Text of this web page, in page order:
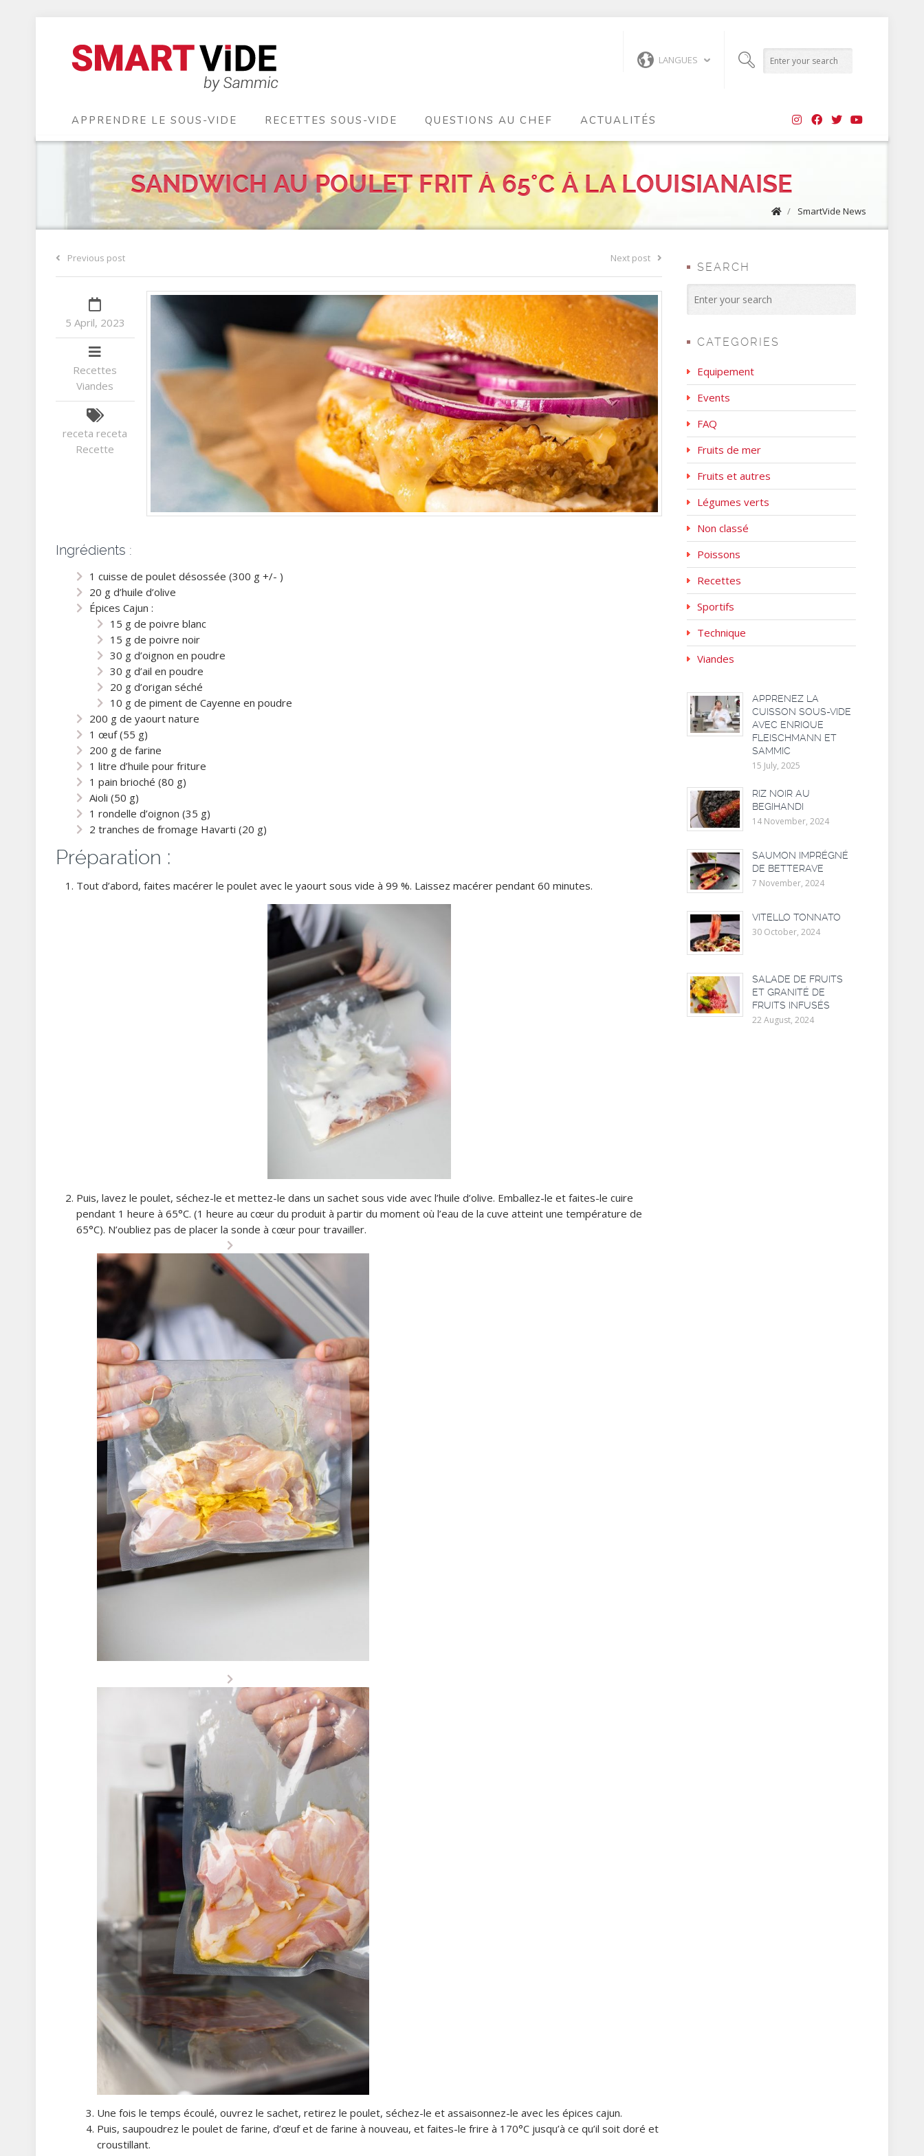
LANGUES
APPRENDRE LE SOUS-VIDE RECETTES SOUS-VIDE QUESTIONS AU CHEF ACTUALITÉS
SANDWICH AU POULET FRIT À 65°C À LA LOUISIANAISE
/ SmartVide News
Previous post Next post
5 April, 2023
Recettes
Viandes
receta receta
Recette
Ingrédients :
1 cuisse de poulet désossée (300 g +/- )
20 g d’huile d’olive
Épices Cajun :
15 g de poivre blanc
15 g de poivre noir
30 g d’oignon en poudre
30 g d’ail en poudre
20 g d’origan séché
10 g de piment de Cayenne en poudre
200 g de yaourt nature
1 œuf (55 g)
200 g de farine
1 litre d’huile pour friture
1 pain brioché (80 g)
Aioli (50 g)
1 rondelle d’oignon (35 g)
2 tranches de fromage Havarti (20 g)
Préparation :
Tout d’abord, faites macérer le poulet avec le yaourt sous vide à 99 %. Laissez macérer pendant 60 minutes.
Puis, lavez le poulet, séchez-le et mettez-le dans un sachet sous vide avec l’huile d’olive. Emballez-le et faites-le cuire
pendant 1 heure à 65°C. (1 heure au cœur du produit à partir du moment où l’eau de la cuve atteint une température de
65°C). N’oubliez pas de placer la sonde à cœur pour travailler.
Une fois le temps écoulé, ouvrez le sachet, retirez le poulet, séchez-le et assaisonnez-le avec les épices cajun.
Puis, saupoudrez le poulet de farine, d’œuf et de farine à nouveau, et faites-le frire à 170°C jusqu’à ce qu’il soit doré et
croustillant.
SEARCH
CATEGORIES
Equipement
Events
FAQ
Fruits de mer
Fruits et autres
Légumes verts
Non classé
Poissons
Recettes
Sportifs
Technique
Viandes
APPRENEZ LA
CUISSON SOUS-VIDE
AVEC ENRIQUE
FLEISCHMANN ET
SAMMIC
15 July, 2025
RIZ NOIR AU
BEGIHANDI
14 November, 2024
SAUMON IMPRÉGNÉ
DE BETTERAVE
7 November, 2024
VITELLO TONNATO
30 October, 2024
SALADE DE FRUITS
ET GRANITÉ DE
FRUITS INFUSÉS
22 August, 2024